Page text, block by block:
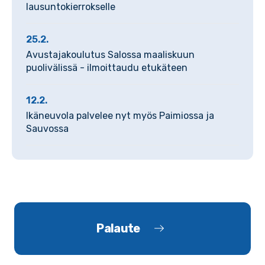
lausuntokierrokselle
25.2.
Avustajakoulutus Salossa maaliskuun
puolivälissä - ilmoittaudu etukäteen
12.2.
Ikäneuvola palvelee nyt myös Paimiossa ja
Sauvossa
Palaute